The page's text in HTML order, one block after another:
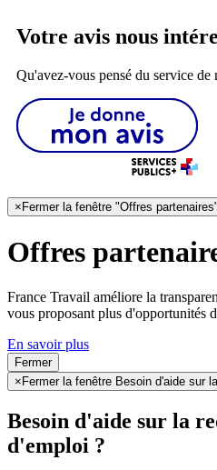
Votre avis nous
Qu'avez-vous pensé du service de
× Fermer la fenêtre "Offres partenaires"
Offres
France Travail améliore la
vous proposant plus d'opportunités
En savoir plus
Fermer
× Fermer la fenêtre Besoin d'aide sur
Besoin d'aide sur la
d'emploi ?